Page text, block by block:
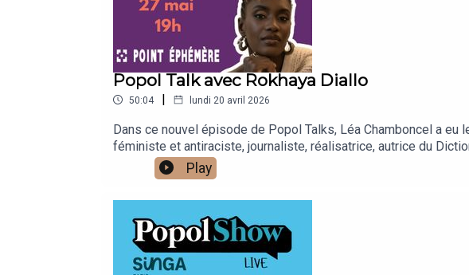
Popol Talk avec Rokhaya Diallo
50:04 | lundi 20 avril 2026
Dans ce nouvel épisode de Popol Talks, Léa Chamboncel a
féministe et antiraciste, journaliste, réalisatrice, autrice du
combats.Elles ont parlé ensemble d’engagement, de
dense, incarné, sans détour. NB : épisode enregistré en public
Play